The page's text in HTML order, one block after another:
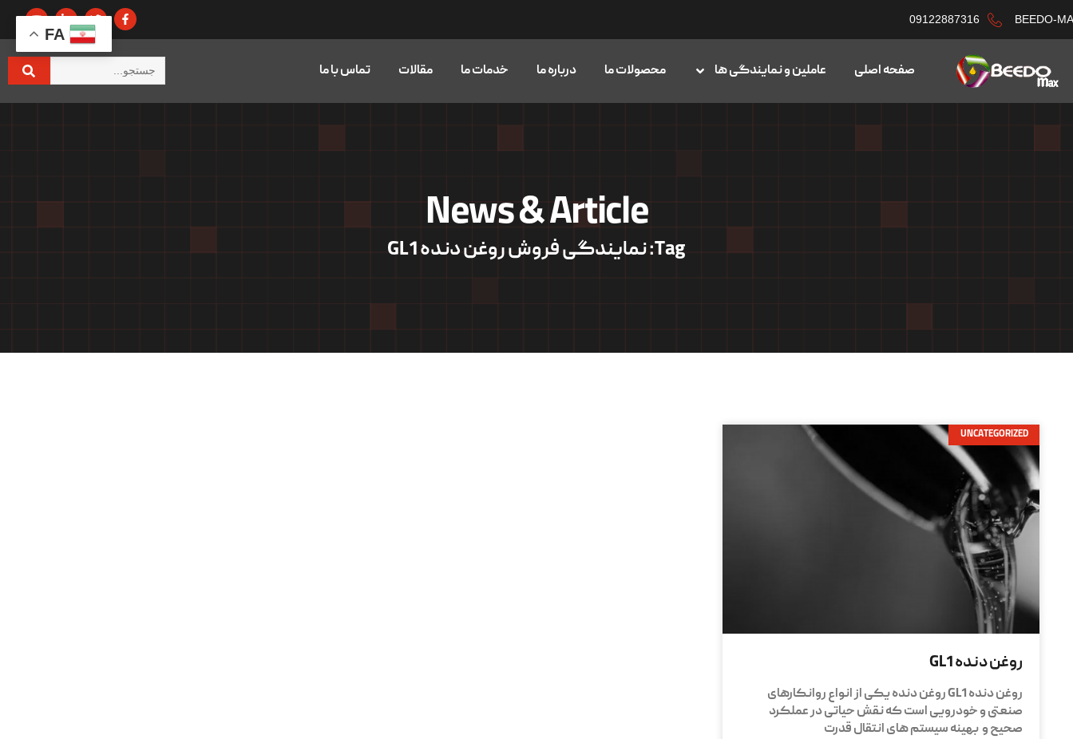
BEEDO-
09122887316
صفحه اصلی عاملین و نمایندگی ها محصولات ما درباره ما خدمات ما مقالات تماس با ما
News & Article
Tag: نمایندگی فروش روغن دنده GL1
UNCATEGORIZED
روغن دنده GL1
روغن دنده GL1 روغن دنده یکی از انواع روانکارهای
صنعتی و خودرویی است که نقش حیاتی در عملکرد
صحیح و بهینه سیستم‌ های انتقال قدرت
FA